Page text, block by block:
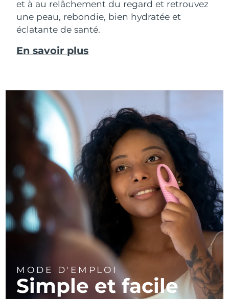
et à au relâchement du regard et retrouvez
une peau, rebondie, bien hydratée et
éclatante de santé.
En savoir plus
MODE D'EMPLOI
Simple et facile